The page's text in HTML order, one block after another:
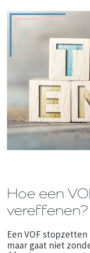
Hoe een
vereffenen?
Een VOF
maar gaat niet